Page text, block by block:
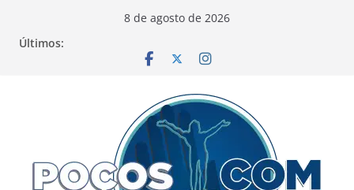
8 de agosto de 2026
Últimos: